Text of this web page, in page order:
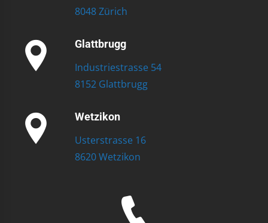
8048 Zürich
Glattbrugg
Industriestrasse 54
8152 Glattbrugg
Wetzikon
Usterstrasse 16
8620 Wetzikon